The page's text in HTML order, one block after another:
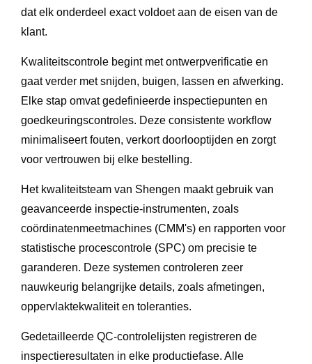
dat elk onderdeel exact voldoet aan de eisen van de
klant.
Kwaliteitscontrole begint met ontwerpverificatie en
gaat verder met snijden, buigen, lassen en afwerking.
Elke stap omvat gedefinieerde inspectiepunten en
goedkeuringscontroles. Deze consistente workflow
minimaliseert fouten, verkort doorlooptijden en zorgt
voor vertrouwen bij elke bestelling.
Het kwaliteitsteam van Shengen maakt gebruik van
geavanceerde inspectie-instrumenten, zoals
coördinatenmeetmachines (CMM's) en rapporten voor
statistische procescontrole (SPC) om precisie te
garanderen. Deze systemen controleren zeer
nauwkeurig belangrijke details, zoals afmetingen,
oppervlaktekwaliteit en toleranties.
Gedetailleerde QC-controlelijsten registreren de
inspectieresultaten in elke productiefase. Alle